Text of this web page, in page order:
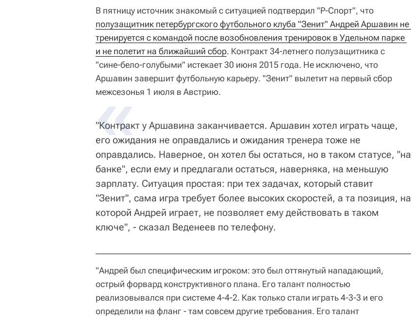
В пятницу источник знакомый с ситуацией подтвердил "Р-Спорт", что
полузащитник петербургского футбольного клуба "Зенит" Андрей Аршавин не
тренируется с командой после возобновления тренировок в Удельном парке
и не полетит на ближайший сбор. Контракт 34-летнего полузащитника с
"сине-бело-голубыми" истекает 30 июня 2015 года. Не исключено, что
Аршавин завершит футбольную карьеру. "Зенит" вылетит на первый сбор
межсезонья 1 июля в Австрию.
"Контракт у Аршавина заканчивается. Аршавин хотел играть чаще,
его ожидания не оправдались и ожидания тренера тоже не
оправдались. Наверное, он хотел бы остаться, но в таком статусе, "на
банке", если ему и предлагали остаться, наверняка, на меньшую
зарплату. Ситуация простая: при тех задачах, который ставит
"Зенит", сама игра требует более высоких скоростей, а та позиция, на
которой Андрей играет, не позволяет ему действовать в таком
ключе", - сказал Веденеев по телефону.
"Андрей был специфическим игроком: это был оттянутый нападающий,
острый форвард конструктивного плана. Его талант полностью
реализовывался при системе 4-4-2. Как только стали играть 4-3-3 и его
определили на фланг - там совсем другие требования. Его талант